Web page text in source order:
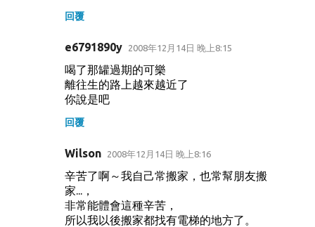
回覆
e6791890y 2008年12月14日 晚上8:15
喝了那罐過期的可樂
離往生的路上越來越近了
你說是吧
回覆
Wilson 2008年12月14日 晚上8:16
辛苦了啊～我自己常搬家，也常幫朋友搬
家...，
非常能體會這種辛苦，
所以我以後搬家都找有電梯的地方了。